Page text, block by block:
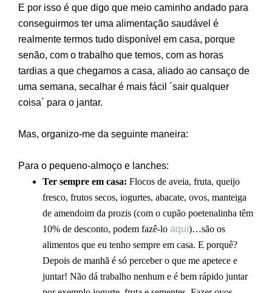
E por isso é que digo que meio caminho andado para
conseguirmos ter uma alimentação saudável é
realmente termos tudo disponível em casa, porque
senão, com o trabalho que temos, com as horas
tardias a que chegamos a casa, aliado ao cansaço de
uma semana, secalhar é mais fácil ´sair qualquer
coisa´ para o jantar.
Mas, organizo-me da seguinte maneira:
Para o pequeno-almoço e lanches:
Ter sempre em casa: Flocos de aveia, fruta, queijo
fresco, frutos secos, iogurtes, abacate, ovos, manteiga
de amendoim da prozis (com o cupão poetenalinha têm
10% de desconto, podem fazê-lo aqui)…são os
alimentos que eu tenho sempre em casa. E porquê?
Depois de manhã é só perceber o que me apetece e
juntar! Não dá trabalho nenhum e é bem rápido juntar